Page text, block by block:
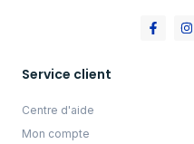
Service client
Centre d'aide
Mon compte